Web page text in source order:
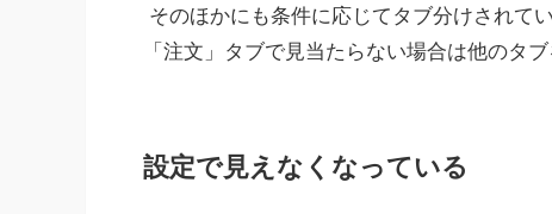
そのほかにも条件に応じてタブ分けされてい
「注文」タブで見当たらない場合は他のタ
設定で見えなくなっている